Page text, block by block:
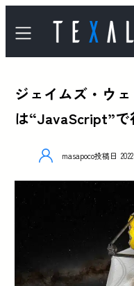
ジェイムズ・ウ
は“JavaScript”
masapoco投稿日